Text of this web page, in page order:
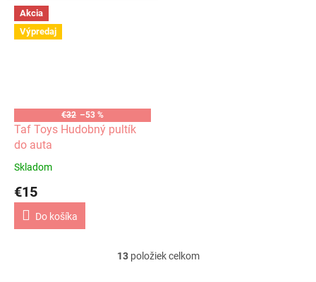
Akcia
Výpredaj
€32 –53 %
Taf Toys Hudobný pultík
do auta
Skladom
€15
Do košíka
O
13položiek celkom